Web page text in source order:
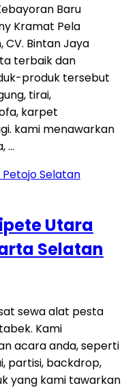
Baru
Kramat Pela
Bintan Jaya
terbaik dan
produk tersebut
tirai,
karpet
kami menawarkan
…
Utara
Selatan
sewa alat pesta
Kami
acara anda, seperti
partisi, backdrop,
yang kami tawarkan